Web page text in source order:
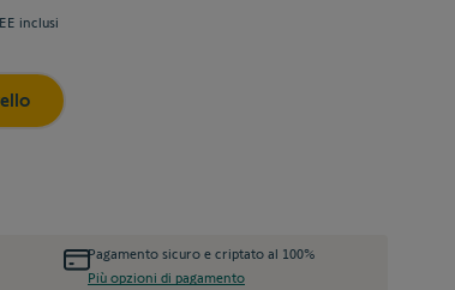
inclusi
Pagamento sicuro e criptato al 100%
Più opzioni di pagamento